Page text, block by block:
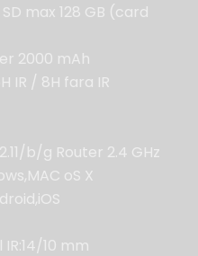
max 128 GB (card
2000 mAh
IR / 8H fara IR
b/g Router 2.4 GHz
oS X
10 mm